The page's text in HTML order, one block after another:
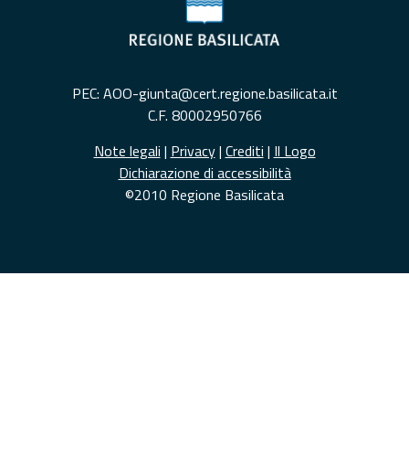
PEC: AOO-giunta@cert.regione.basilicata.it
C.F. 80002950766
Note legali | Privacy| Crediti | Il Logo
Dichiarazione di accessibilità
©2010 Regione Basilicata